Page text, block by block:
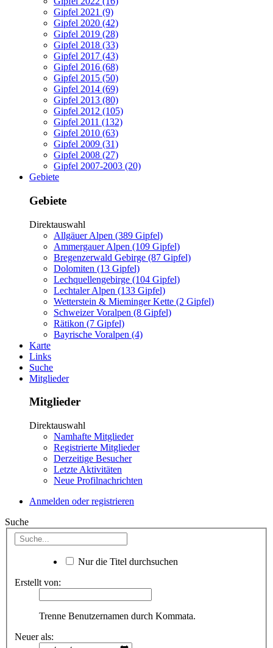
Gipfel 2021 (9)
Gipfel 2020 (42)
Gipfel 2019 (28)
Gipfel 2018 (33)
Gipfel 2017 (43)
Gipfel 2016 (68)
Gipfel 2015 (50)
Gipfel 2014 (69)
Gipfel 2013 (80)
Gipfel 2012 (105)
Gipfel 2011 (132)
Gipfel 2010 (63)
Gipfel 2009 (31)
Gipfel 2008 (27)
Gipfel 2007-2003 (20)
Gebiete
Gebiete
Direktauswahl
Allgäuer Alpen (389 Gipfel)
Ammergauer Alpen (109 Gipfel)
Bregenzerwald Gebirge (87 Gipfel)
Dolomiten (13 Gipfel)
Lechquellengebirge (104 Gipfel)
Lechtaler Alpen (133 Gipfel)
Wetterstein & Mieminger Kette (2 Gipfel)
Schweizer Voralpen (8 Gipfel)
Rätikon (7 Gipfel)
Bayrische Voralpen (4)
Karte
Links
Suche
Mitglieder
Mitglieder
Direktauswahl
Namhafte Mitglieder
Registrierte Mitglieder
Derzeitige Besucher
Letzte Aktivitäten
Neue Profilnachrichten
Anmelden oder registrieren
Suche
Nur die Titel durchsuchen
Erstellt von:
Trenne Benutzernamen durch Kommata.
Neuer als: